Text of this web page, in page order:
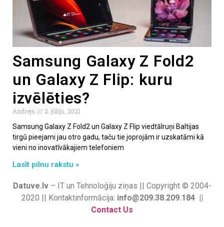
Samsung Galaxy Z Fold2
un Galaxy Z Flip: kuru
izvēlēties?
Andrejs
2. jūlijs, 2021
Samsung Galaxy Z Fold2 un Galaxy Z Flip viedtālruņi Baltijas
tirgū pieejami jau otro gadu, taču tie joprojām ir uzskatāmi kā
vieni no inovatīvākajiem telefoniem
Lasīt pilnu rakstu »
Datuve.lv– IT un Tehnoloģiju ziņas || Copyright © 2004-
2020 || Kontaktinformācija: info@209.38.209.184 ||
Contact Us